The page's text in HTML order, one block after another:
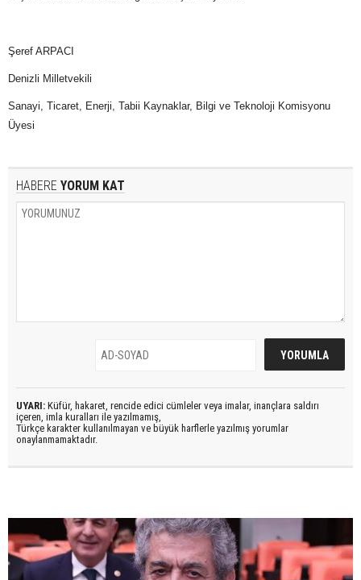
Şeref ARPACI
Denizli Milletvekili
Sanayi, Ticaret, Enerji, Tabii Kaynaklar, Bilgi ve Teknoloji Komisyonu
Üyesi
HABERE YORUM KAT
UYARI: Küfür, hakaret, rencide edici cümleler veya imalar, inançlara saldırı
içeren, imla kuralları ile yazılmamış,
Türkçe karakter kullanılmayan ve büyük harflerle yazılmış yorumlar
onaylanmamaktadır.